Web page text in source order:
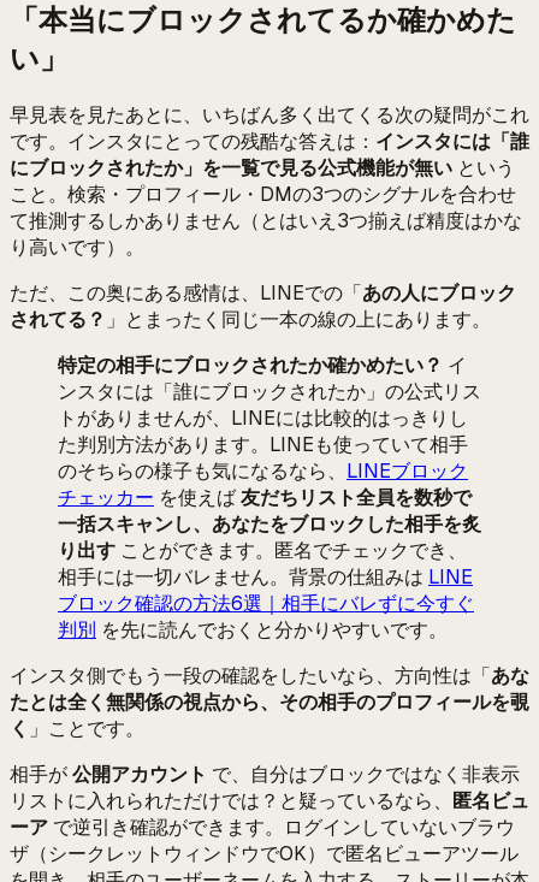
「本当にブロックされてるか確かめた
い」
早見表を見たあとに、いちばん多く出てくる次の疑問がこれ
です。インスタにとっての残酷な答えは： インスタには「誰
にブロックされたか」を一覧で見る公式機能が無い という
こと。検索・プロフィール・DMの3つのシグナルを合わせ
て推測するしかありません（とはいえ3つ揃えば精度はかな
り高いです）。
ただ、この奥にある感情は、LINEでの「あの人にブロック
されてる？ 」とまったく同じ一本の線の上にあります。
特定の相手にブロックされたか確かめたい？ イ
ンスタには「誰にブロックされたか」の公式リス
トがありませんが、LINEには比較的はっきりし
た判別方法があります。LINEも使っていて相手
のそちらの様子も気になるなら、 LINEブロック
チェッカー を使えば友だちリスト全員を数秒で
一括スキャンし、あなたをブロックした相手を炙
り出す ことができます。匿名でチェックでき、
相手には一切バレません。背景の仕組みは LINE
ブロック確認の方法6選｜相手にバレずに今すぐ
判別 を先に読んでおくと分かりやすいです。
インスタ側でもう一段の確認をしたいなら、方向性は「あな
たとは全く無関係の視点から、その相手のプロフィールを覗
く 」ことです。
相手が公開アカウント で、自分はブロックではなく非表示
リストに入れられただけでは？と疑っているなら、 匿名ビュ
ーア で逆引き確認ができます。ログインしていないブラウ
ザ（シークレットウィンドウでOK）で匿名ビューアツール